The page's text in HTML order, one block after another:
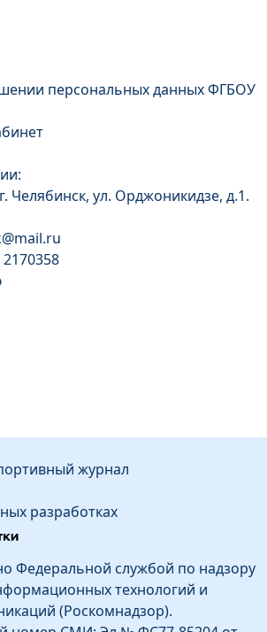
персональных данных ФГБОУ
Челябинск, ул. Орджоникидзе, д.1.
журнал
разработках
Федеральной службой по надзору
технологий и
(Роскомнадзор).